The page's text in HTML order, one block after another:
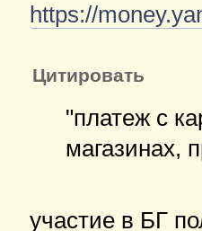
https://
Цитировать
"платеж с
магазинах,
участие в БГ